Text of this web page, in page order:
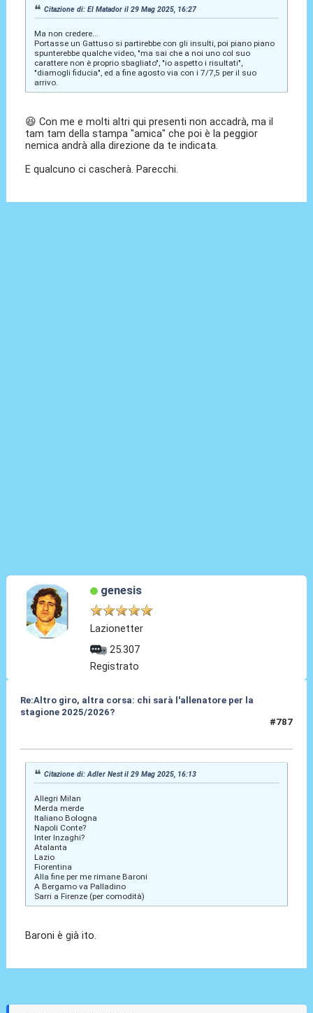
Citazione di: El Matador il 29 Mag 2025, 16:27
Ma non credere...
Portasse un Gattuso si partirebbe con gli insulti, poi piano piano
spunterebbe qualche video, "ma sai che a noi uno col suo
carattere non è proprio sbagliato", "io aspetto i risultati",
"diamogli fiducia", ed a fine agosto via con i 7/7,5 per il suo
arrivo.
😆 Con me e molti altri qui presenti non accadrà, ma il
tam tam della stampa "amica" che poi è la peggior
nemica andrà alla direzione da te indicata.
E qualcuno ci cascherà. Parecchi.
genesis
Lazionetter
25.307
Registrato
Re:Altro giro, altra corsa: chi sarà l'allenatore per la
stagione 2025/2026?
#787
Citazione di: Adler Nest il 29 Mag 2025, 16:13
Allegri Milan
Merda merde
Italiano Bologna
Napoli Conte?
Inter Inzaghi?
Atalanta
Lazio
Fiorentina
Alla fine per me rimane Baroni
A Bergamo va Palladino
Sarri a Firenze (per comodità)
Baroni è già ito.